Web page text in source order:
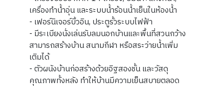
เครื่องทำน้ำอุ่น และระบบน้ำร้อนน้ำเย็นในห้องน้ำ
- เฟอร์นิเจอร์บิ้วอิน, ประตูรั้วระบบไฟฟ้า
- มีระเบียงนั่งเล่นรับลมนอกบ้านและพื้นที่สวนกว้าง
สามารถสร้างบ้าน สนามกีฬา หรือสระว่ายน้ำเพิ่ม
เติมได้
- ตัวผนังบ้านก่อสร้างด้วยอิฐสองชั้น และวัสดุ
คุณภาพทั้งหลัง ทำให้บ้านมีความเย็นสบายตลอด